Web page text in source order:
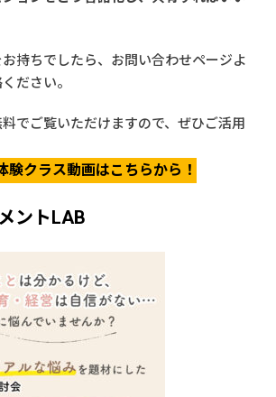
持ちでしたら、 お問い合わせページよ
ださい。
でご覧いただけますので、ぜひご活用
験クラス動画はこちらから！
ントLAB